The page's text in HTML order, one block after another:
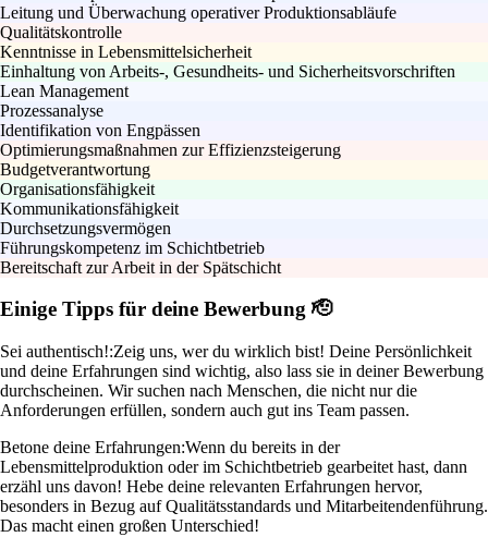
Leitung und Überwachung operativer Produktionsabläufe
Qualitätskontrolle
Kenntnisse in Lebensmittelsicherheit
Einhaltung von Arbeits-, Gesundheits- und Sicherheitsvorschriften
Lean Management
Prozessanalyse
Identifikation von Engpässen
Optimierungsmaßnahmen zur Effizienzsteigerung
Budgetverantwortung
Organisationsfähigkeit
Kommunikationsfähigkeit
Durchsetzungsvermögen
Führungskompetenz im Schichtbetrieb
Bereitschaft zur Arbeit in der Spätschicht
Einige Tipps für deine Bewerbung 🫡
Sei authentisch!:Zeig uns, wer du wirklich bist! Deine Persönlichkeit
und deine Erfahrungen sind wichtig, also lass sie in deiner Bewerbung
durchscheinen. Wir suchen nach Menschen, die nicht nur die
Anforderungen erfüllen, sondern auch gut ins Team passen.
Betone deine Erfahrungen:Wenn du bereits in der
Lebensmittelproduktion oder im Schichtbetrieb gearbeitet hast, dann
erzähl uns davon! Hebe deine relevanten Erfahrungen hervor,
besonders in Bezug auf Qualitätsstandards und Mitarbeitendenführung.
Das macht einen großen Unterschied!